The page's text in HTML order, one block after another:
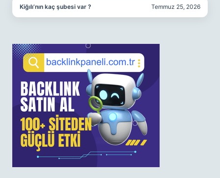
Kiğılı’nın kaç şubesi var ? Temmuz 25, 2026